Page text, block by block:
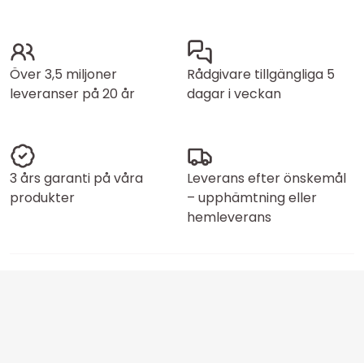
Över 3,5 miljoner
leveranser på 20 år
Rådgivare tillgängliga 5
dagar i veckan
3 års garanti på våra
produkter
Leverans efter önskemål
– upphämtning eller
hemleverans